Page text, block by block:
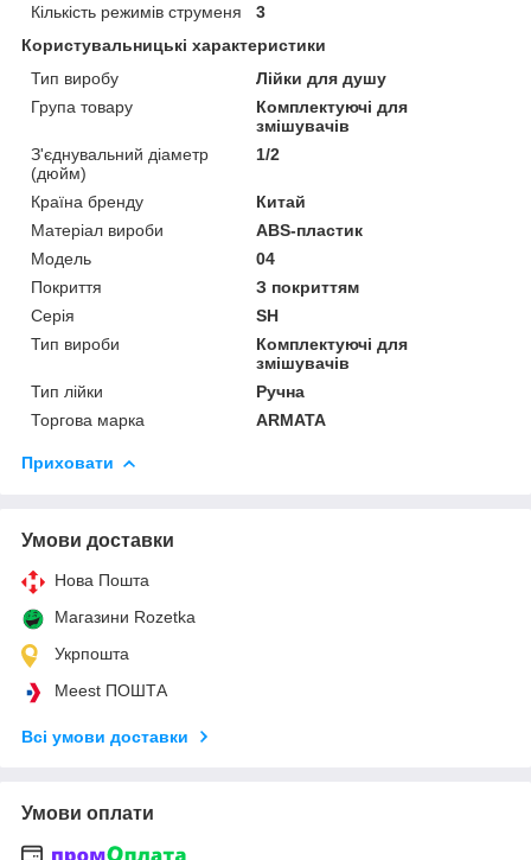
Кількість режимів струменя
3
Користувальницькі характеристики
Тип виробу
Лійки для душу
Група товару
Комплектуючі для
змішувачів
З'єднувальний діаметр
(дюйм)
1/2
Країна бренду
Китай
Матеріал вироби
ABS-пластик
Мoдель
04
Покриття
З покриттям
Серія
SH
Тип вироби
Комплектуючі для
змішувачів
Тип лійки
Ручна
Торгова марка
ARMATA
Приховати
Умови доставки
Нова Пошта
Магазини Rozetka
Укрпошта
Meest ПОШТА
Всі умови доставки
Умови оплати